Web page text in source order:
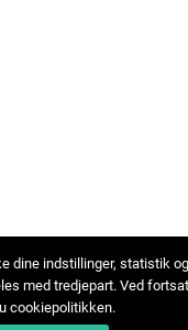
dine indstillinger, statistik
med tredjepart. Ved
cookiepolitikken.